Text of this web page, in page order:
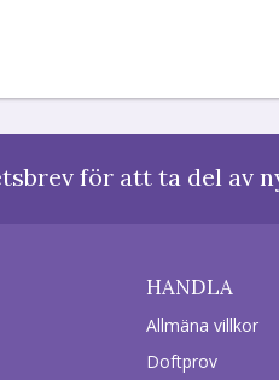
för att ta del av
HANDLA
Allmäna villkor
Doftprov